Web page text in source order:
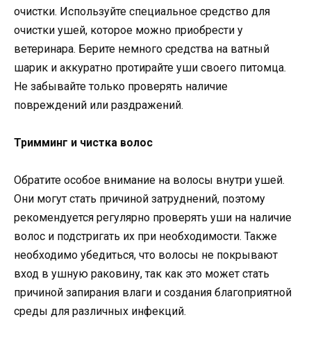
очистки. Используйте специальное средство для
очистки ушей, которое можно приобрести у
ветеринара. Берите немного средства на ватный
шарик и аккуратно протирайте уши своего питомца.
Не забывайте только проверять наличие
повреждений или раздражений.
Тримминг и чистка волос
Обратите особое внимание на волосы внутри ушей.
Они могут стать причиной затруднений, поэтому
рекомендуется регулярно проверять уши на наличие
волос и подстригать их при необходимости. Также
необходимо убедиться, что волосы не покрывают
вход в ушную раковину, так как это может стать
причиной запирания влаги и создания благоприятной
среды для различных инфекций.